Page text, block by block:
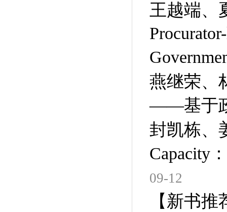
王越端、
燕继荣、
——基于
封凯栋、
Capacity
09-12
【新书